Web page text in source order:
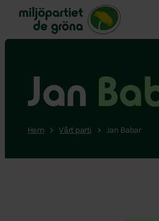
Miljöpartiet de gröna, startsida
Jan
Hem Vårt parti Jan Babar